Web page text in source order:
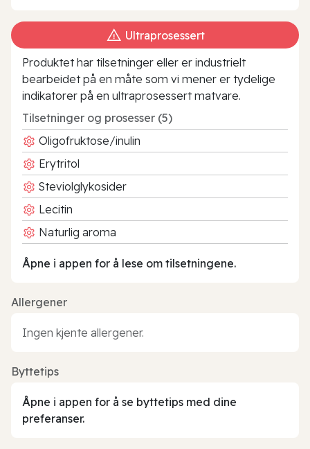
Ultraprosessert
Produktet har tilsetninger eller er industrielt
bearbeidet på en måte som vi mener er tydelige
indikatorer på en ultraprosessert matvare.
Tilsetninger og prosesser (5)
Oligofruktose/inulin
Erytritol
Steviolglykosider
Lecitin
Naturlig aroma
Åpne i appen for å lese om tilsetningene.
Allergener
Ingen kjente allergener.
Byttetips
Åpne i appen for å se byttetips med dine
preferanser.